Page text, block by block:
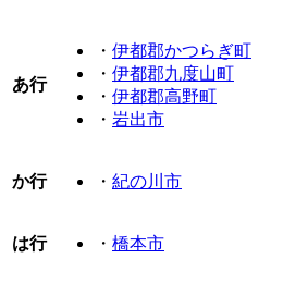
あ行
・ 伊都郡かつらぎ町
・ 伊都郡九度山町
・ 伊都郡高野町
・ 岩出市
か行 ・ 紀の川市
は行 ・ 橋本市